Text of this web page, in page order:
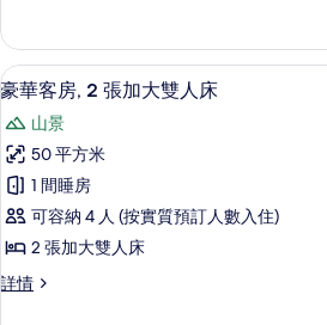
相
片
詳
情
載
入
所
有
豪
華
客
房,
豪華客
11
豪華客房, 2 張加大雙人床
山景
50 平方米
1 間睡房
可容納 4 人 (按實質預訂人數入住)
2 張加大雙人床
詳情
豪